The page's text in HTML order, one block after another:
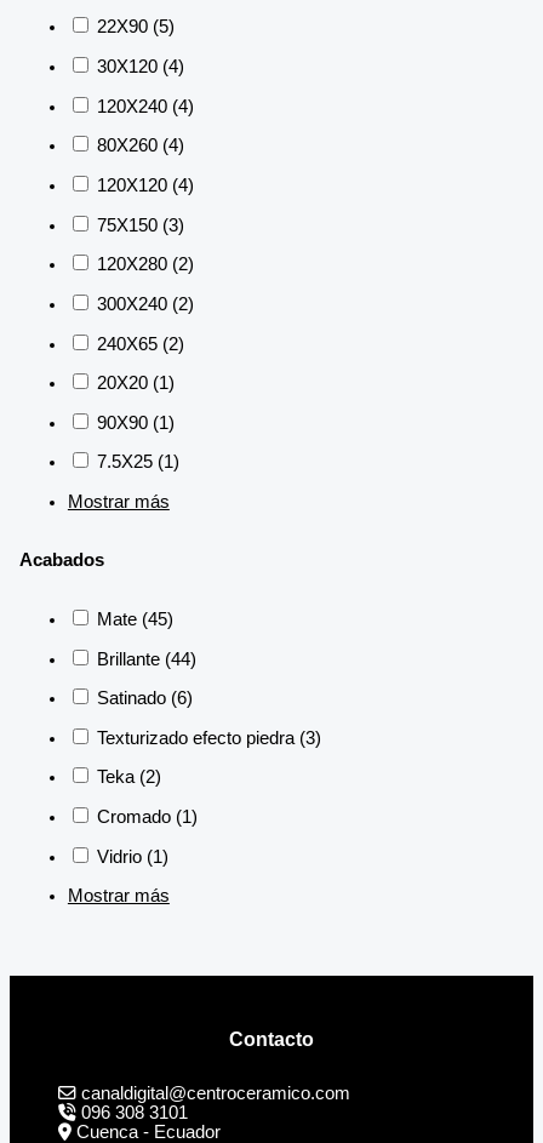
22X90 (5)
30X120 (4)
120X240 (4)
80X260 (4)
120X120 (4)
75X150 (3)
120X280 (2)
300X240 (2)
240X65 (2)
20X20 (1)
90X90 (1)
7.5X25 (1)
Mostrar más
Acabados
Mate (45)
Brillante (44)
Satinado (6)
Texturizado efecto piedra (3)
Teka (2)
Cromado (1)
Vidrio (1)
Mostrar más
Contacto
canaldigital@centroceramico.com
096 308 3101
Cuenca - Ecuador